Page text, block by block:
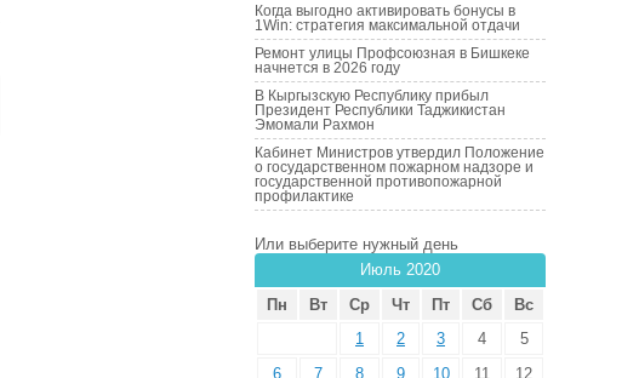
Когда выгодно активировать бонусы в
1Win: стратегия максимальной отдачи
Ремонт улицы Профсоюзная в Бишкеке
начнется в 2026 году
В Кыргызскую Республику прибыл
Президент Республики Таджикистан
Эмомали Рахмон
Кабинет Министров утвердил Положение
о государственном пожарном надзоре и
государственной противопожарной
профилактике
Или выберите нужный день
Июль 2020
Пн
Вт Ср Чт Пт Сб
Вс
1
2 3 4
5
6
7 8 9 10 11
12